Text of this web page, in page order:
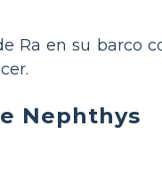
Ra en su barco
Nephthys